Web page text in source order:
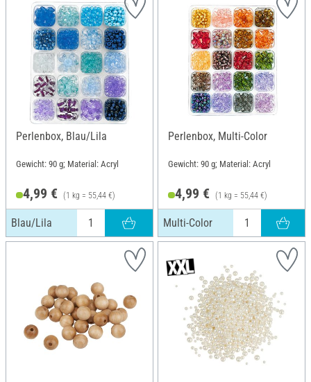
Perlenbox, Blau/Lila
Gewicht: 90 g; Material: Acryl
4,99 € (1 kg = 55,44 €)
Blau/Lila
Perlenbox, Multi-Color
Gewicht: 90 g; Material: Acryl
4,99 € (1 kg = 55,44 €)
Multi-Color